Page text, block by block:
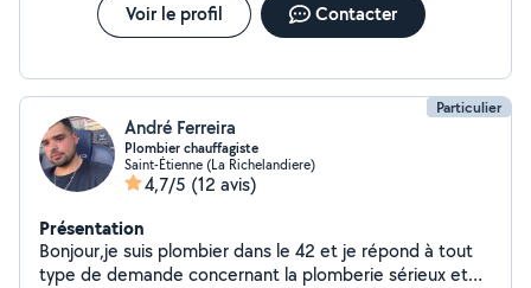
Voir le profil Contacter
Particulier
André Ferreira
Plombier chauffagiste
Saint-Étienne (La Richelandiere)
4,7/5 (12 avis)
Présentation
Bonjour,je suis plombier dans le 42 et je répond à tout
type de demande concernant la plomberie sérieux et